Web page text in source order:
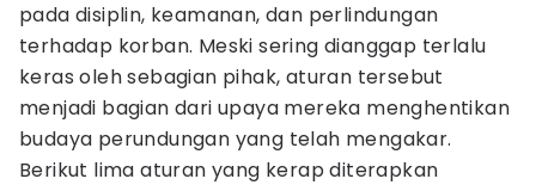
pada disiplin, keamanan, dan perlindungan
terhadap korban. Meski sering dianggap terlalu
keras oleh sebagian pihak, aturan tersebut
menjadi bagian dari upaya mereka menghentikan
budaya perundungan yang telah mengakar.
Berikut lima aturan yang kerap diterapkan